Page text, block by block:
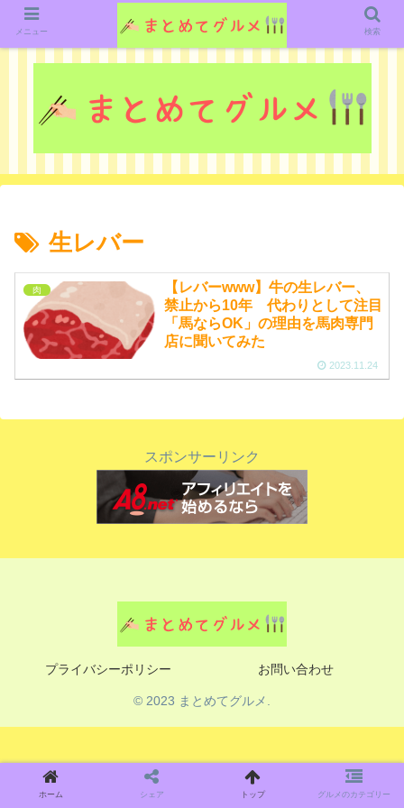
グルメ関連のいろいろなニューススレッドを紹介していきます。（鋭意作成中で
す）
生レバー
肉
【レバーwww】牛の生レバー、
禁止から10年 代わりとして注目
「馬ならOK」の理由を馬肉専門
店に聞いてみた
2023.11.24
スポンサーリンク
プライバシーポリシー お問い合わせ
© 2023 まとめてグルメ.
メニュー 検索
ホーム シェア トップ グルメのカテゴリー